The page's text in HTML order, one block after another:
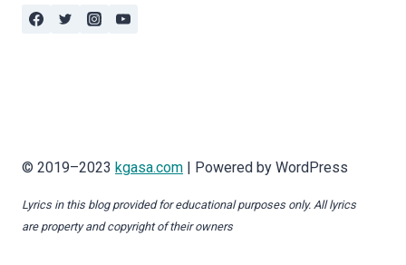
© 2019–2023 kgasa.com | Powered by WordPress
Lyrics in this blog provided for educational purposes only. All lyrics
are property and copyright of their owners